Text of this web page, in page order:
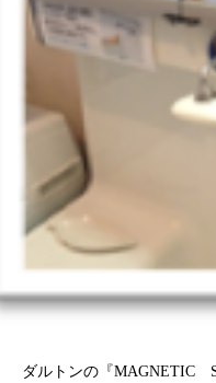
ダルトンの 『MAGNETIC